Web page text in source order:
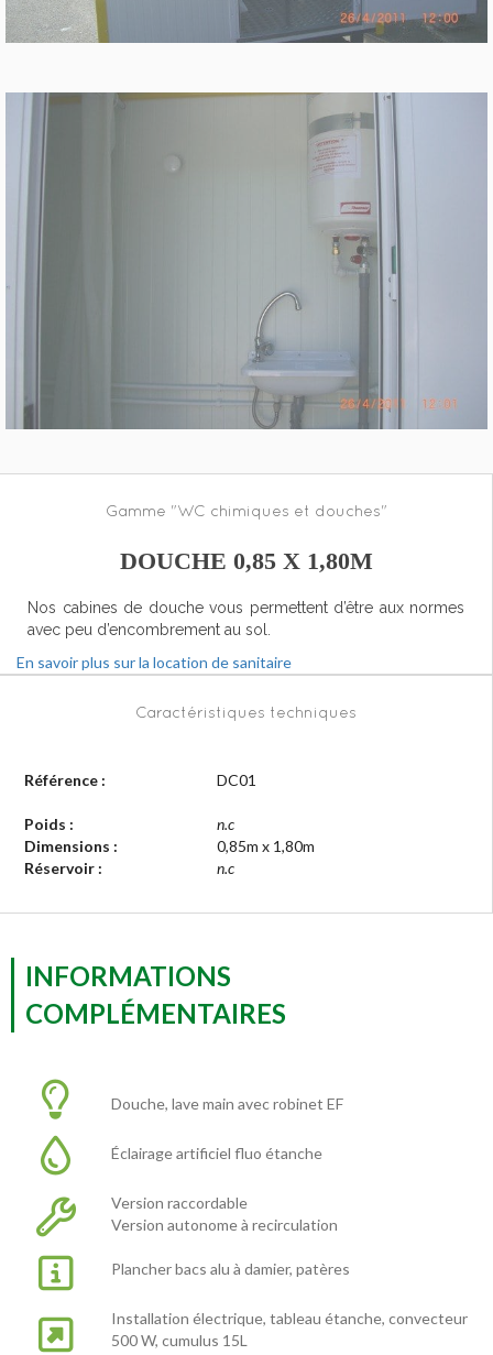
Gamme "WC chimiques et douches"
DOUCHE 0,85 X 1,80M
Nos cabines de douche vous permettent d’être aux normes
avec peu d’encombrement au sol.
En savoir plus sur la location de sanitaire
Caractéristiques techniques
Référence : DC01
Poids :
n.c
Dimensions :
0,85m x 1,80m
Réservoir :
n.c
INFORMATIONS
COMPLÉMENTAIRES
Douche, lave main avec robinet EF
Éclairage artificiel fluo étanche
Version raccordable
Version autonome à recirculation
Plancher bacs alu à damier, patères
Installation électrique, tableau étanche, convecteur
500 W, cumulus 15L